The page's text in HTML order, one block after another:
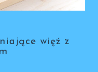
więź z